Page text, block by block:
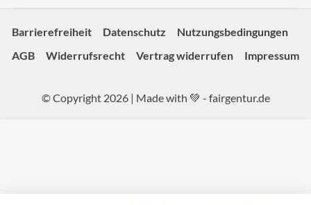
Barrierefreiheit Datenschutz
Nutzungsbedingungen
AGB
Widerrufsrecht Vertrag widerrufen Impressum
© Copyright 2026 | Made with 💚 - fairgentur.de